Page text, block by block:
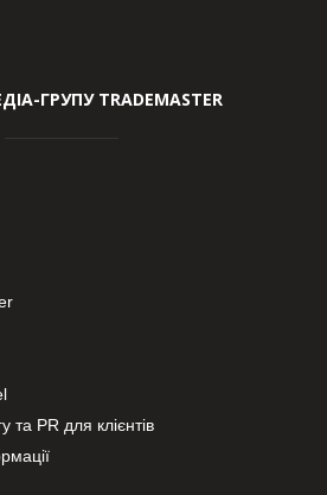
ГРУПУ TRADEMASTER
та PR для клієнтів